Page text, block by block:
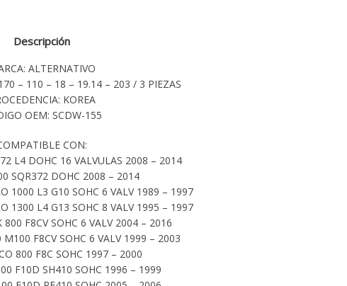
Descripción
ALTERNATIVO
– 110 – 18 – 19.14 – 203 / 3 PIEZAS
KOREA
OEM: SCDW-155
CON:
L4 DOHC 16 VALVULAS 2008 – 2014
SQR372 DOHC 2008 – 2014
1000 L3 G10 SOHC 6 VALV 1989 – 1997
1300 L4 G13 SOHC 8 VALV 1995 – 1997
800 F8CV SOHC 6 VALV 2004 – 2016
F8CV SOHC 6 VALV 1999 – 2003
800 F8C SOHC 1997 – 2000
F10D SH410 SOHC 1996 – 1999